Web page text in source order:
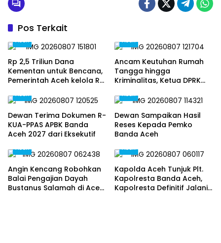
Pos Terkait
Aceh
Rp 2,5 Triliun Dana
Kementan untuk Bencana,
Pemerintah Aceh kelola Rp
Aceh
Ancam Keutuhan Rumah
Tangga hingga
Kriminalitas, Ketua DPRK
Pemberantasan Narkoba,
Gampong
Aceh
Dewan Terima Dokumen R-
KUA-PPAS APBK Banda
Aceh 2027 dari Eksekutif
Aceh
Dewan Sampaikan Hasil
Reses Kepada Pemko
Banda Aceh
Aceh
Angin Kencang Robohkan
Balai Pengajian Dayah
Bustanus Salamah di Aceh
Aceh
Kapolda Aceh Tunjuk Plt.
Kapolresta Banda Aceh,
Kapolresta Definitif Jalani